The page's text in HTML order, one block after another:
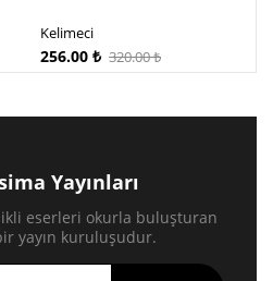
Kelimeci
320.00₺
256.00 ₺
Yayınları
eserleri okurla buluşturan
yayın kuruluşudur.